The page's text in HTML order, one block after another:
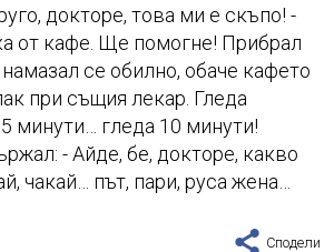
докторе, това ми е скъпо! -
от кафе. Ще помогне! Прибрал
се обилно, обаче кафето
при същия лекар. Гледа
минути… гледа 10 минути!
- Айде, бе, докторе, какво
чакай… път, пари, руса жена…
Сподели